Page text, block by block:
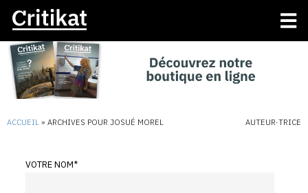
ACCUEIL » ARCHIVES POUR JOSUÉ MOREL AUTEUR·TRICE
VOTRE NOM*